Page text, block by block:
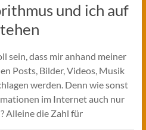
und ich auf
sein, dass mir anhand meiner
Posts, Bilder, Videos, Musik
werden. Denn wie sonst
im Internet auch nur
Alleine die Zahl für